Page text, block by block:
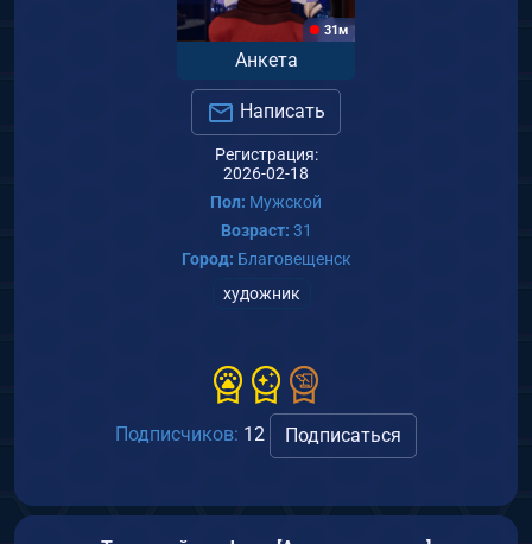
31м
Анкета
Написать
Регистрация:
2026-02-18
Пол: Мужской
Возраст: 31
Город: Благовещенск
художник
Подписчиков: 12 Подписаться